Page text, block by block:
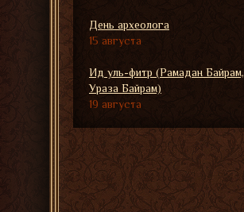
День археолога
15 августа
Ид уль-фитр (Рамадан Байрам,
Ураза Байрам)
19 августа